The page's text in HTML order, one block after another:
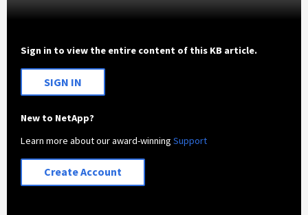
Sign in to view the entire content of this KB article.
SIGN IN
New to NetApp?
Learn more about our award-winningSupport
Create Account